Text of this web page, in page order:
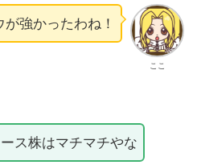
ここ
が強かったわね！
ス株はマチマチやな